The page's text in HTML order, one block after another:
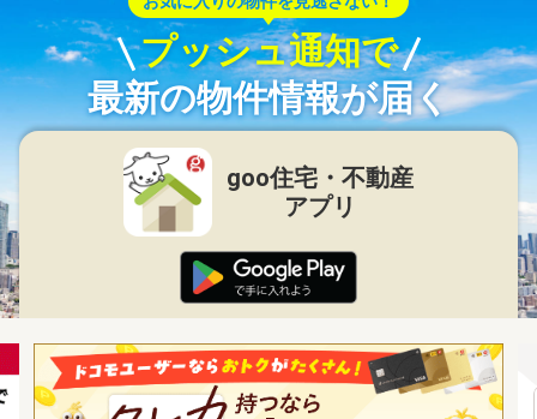
プッシュ通知で
最新の物件情報が届く
goo住宅・不動産
アプリ